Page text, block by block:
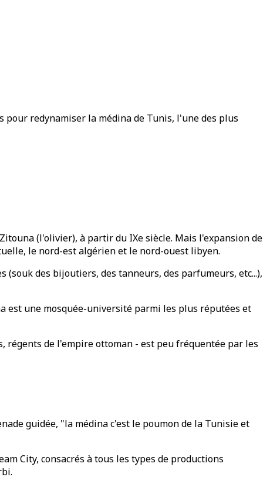
pour redynamiser la médina de Tunis, l'une des plus
(l'olivier), à partir du IXe siècle. Mais l'expansion de
le nord-est algérien et le nord-ouest libyen.
des bijoutiers, des tanneurs, des parfumeurs, etc...),
est une mosquée-université parmi les plus réputées et
régents de l'empire ottoman - est peu fréquentée par les
guidée, "la médina c'est le poumon de la Tunisie et
City, consacrés à tous les types de productions